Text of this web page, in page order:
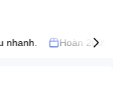
nhanh. Hoàn 200%